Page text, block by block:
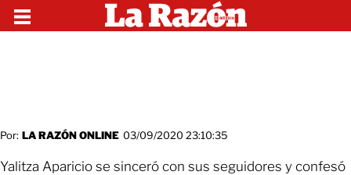
Por: LA RAZÓN ONLINE 03/09/2020 23:10:35
Yalitza Aparicio se sinceró con sus seguidores y confesó